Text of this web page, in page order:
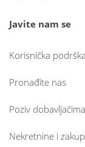
Javite nam se
Korisnička podrška
Pronađite nas
Poziv dobavljačima
Nekretnine i